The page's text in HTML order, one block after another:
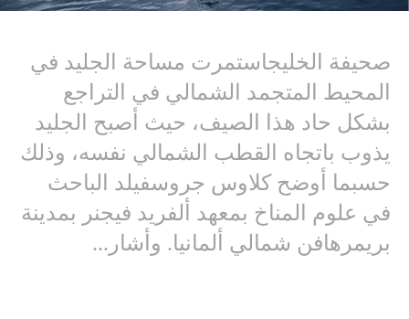
صحيفة الخليجاستمرت مساحة الجليد في
المحيط المتجمد الشمالي في التراجع
بشكل حاد هذا الصيف، حيث أصبح الجليد
يذوب باتجاه القطب الشمالي نفسه، وذلك
حسبما أوضح كلاوس جروسفيلد الباحث
في علوم المناخ بمعهد ألفريد فيجنر بمدينة
بريمرهافن شمالي ألمانيا. وأشار...